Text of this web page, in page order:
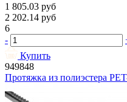
1 805.03 руб
2 202.14 руб
6
-
Купить
949848
Протяжка из полиэстера